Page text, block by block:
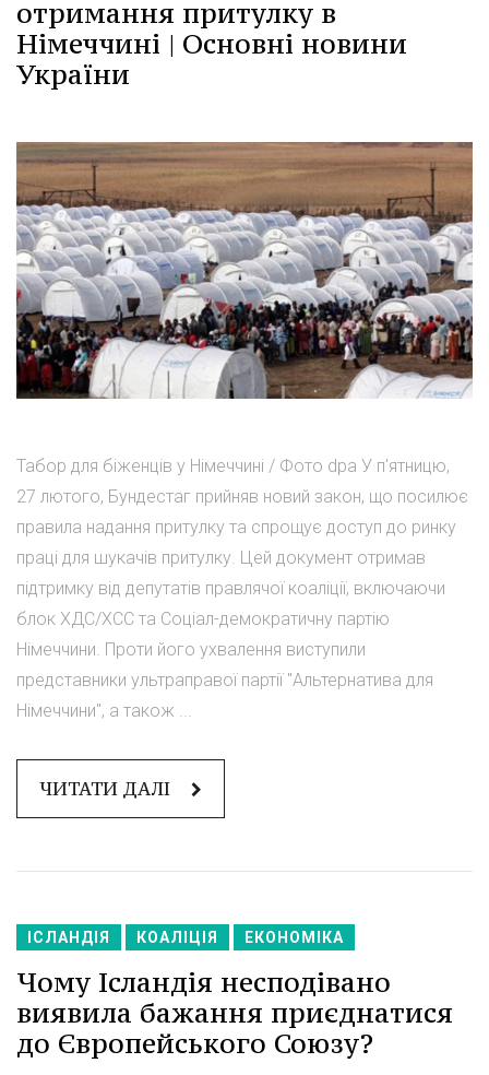
отримання притулку в
Німеччині | Основні новини
України
Табор для біженців у Німеччині / Фото dpa У п'ятницю,
27 лютого, Бундестаг прийняв новий закон, що посилює
правила надання притулку та спрощує доступ до ринку
праці для шукачів притулку. Цей документ отримав
підтримку від депутатів правлячої коаліції, включаючи
блок ХДС/ХСС та Соціал-демократичну партію
Німеччини. Проти його ухвалення виступили
представники ультраправої партії "Альтернатива для
Німеччини", а також ...
ЧИТАТИ ДАЛІ
ІСЛАНДІЯ КОАЛІЦІЯ ЕКОНОМІКА
Чому Ісландія несподівано
виявила бажання приєднатися
до Європейського Союзу?